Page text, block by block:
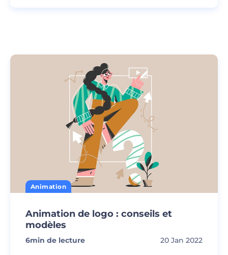
Animation
Animation de logo : conseils et
modèles
6min de lecture 20 Jan 2022